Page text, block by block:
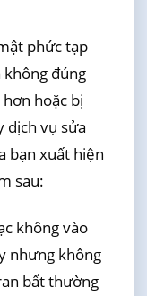
phức tạp
không đúng
hoặc bị
dịch vụ sửa
bạn xuất hiện
sau:
không vào
nhưng không
bất thường